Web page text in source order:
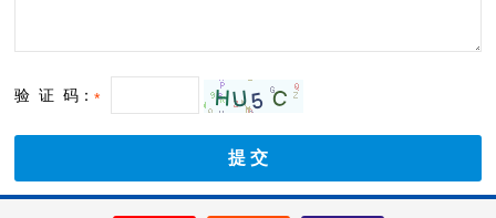
验 证 码：*